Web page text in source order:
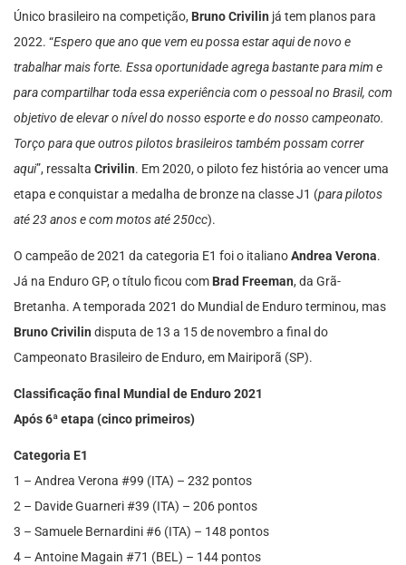
Único brasileiro na competição, Bruno Crivilin já tem planos para
2022. “Espero que ano que vem eu possa estar aqui de novo e
trabalhar mais forte. Essa oportunidade agrega bastante para mim e
para compartilhar toda essa experiência com o pessoal no Brasil, com
objetivo de elevar o nível do nosso esporte e do nosso campeonato.
Torço para que outros pilotos brasileiros também possam correr
aqui”, ressalta Crivilin. Em 2020, o piloto fez história ao vencer uma
etapa e conquistar a medalha de bronze na classe J1 (para pilotos
até 23 anos e com motos até 250cc).
O campeão de 2021 da categoria E1 foi o italianoAndrea Verona.
Já na Enduro GP, o título ficou com Brad Freeman, da Grã-
Bretanha. A temporada 2021 do Mundial de Enduro terminou, mas
Bruno Crivilin disputa de 13 a 15 de novembro a final do
Campeonato Brasileiro de Enduro, em Mairiporã (SP).
Classificação final Mundial de Enduro 2021
Após 6ª etapa (cinco primeiros)
Categoria E1
1 – Andrea Verona #99 (ITA) – 232 pontos
2 – Davide Guarneri #39 (ITA) – 206 pontos
3 – Samuele Bernardini #6 (ITA) – 148 pontos
4 – Antoine Magain #71 (BEL) – 144 pontos